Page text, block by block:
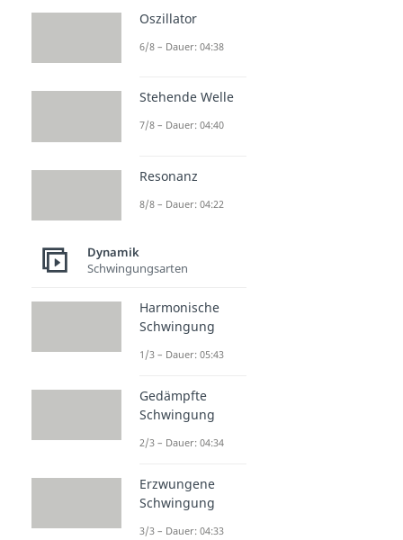
Oszillator
6/8 – Dauer: 04:38
Stehende Welle
7/8 – Dauer: 04:40
Resonanz
8/8 – Dauer: 04:22
Dynamik
Schwingungsarten
Harmonische
Schwingung
1/3 – Dauer: 05:43
Gedämpfte
Schwingung
2/3 – Dauer: 04:34
Erzwungene
Schwingung
3/3 – Dauer: 04:33